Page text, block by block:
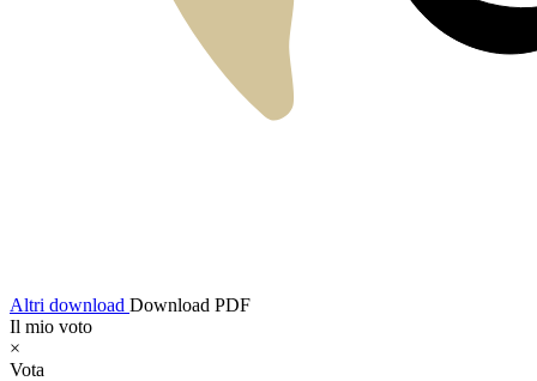
Altri download Download PDF
Il mio voto
×
Vota